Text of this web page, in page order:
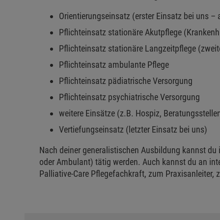
Orientierungseinsatz (erster Einsatz bei uns
Pflichteinsatz stationäre Akutpflege
Pflichteinsatz stationäre Langzeitpflege
Pflichteinsatz ambulante Pflege
Pflichteinsatz pädiatrische Versorgung
Pflichteinsatz psychiatrische Versorgung
weitere Einsätze (z.B. Hospiz,
Vertiefungseinsatz (letzter Einsatz bei uns)
Nach deiner generalistischen Ausbildung kannst
oder Ambulant) tätig werden. Auch kannst du an
Palliative-Care Pflegefachkraft, zum